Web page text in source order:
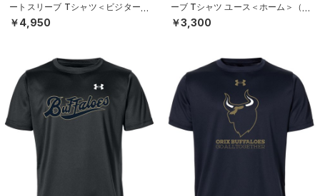
ートスリーブ Tシャツ＜ビジター＞
（ベースボール/UNISEX）
￥4,950
ーブ Tシャツ ユース＜ホーム＞（ベ
ースボール/BOYS）
￥3,300